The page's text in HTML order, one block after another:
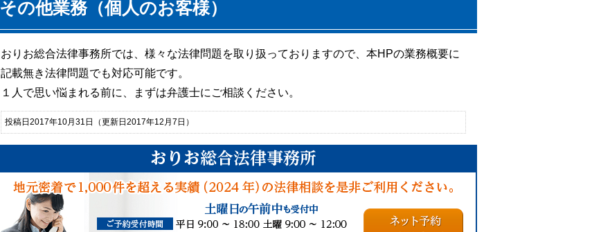
その他業務（個人のお客様）
おりお総合法律事務所では、様々な法律問題を取り扱っておりますので、本HPの業務概要に
記載無き法律問題でも対応可能です。
１人で思い悩まれる前に、まずは弁護士にご相談ください。
投稿日2017年10月31日 （更新日2017年12月7日）